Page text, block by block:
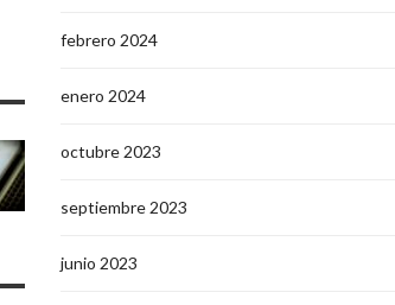
febrero 2024
enero 2024
octubre 2023
septiembre 2023
junio 2023